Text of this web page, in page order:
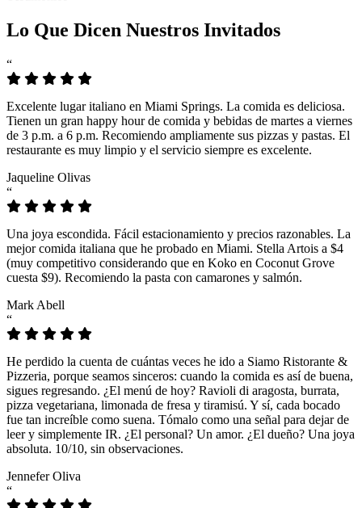
Lo Que Dicen Nuestros Invitados
“
Excelente lugar italiano en Miami Springs. La comida es deliciosa.
Tienen un gran happy hour de comida y bebidas de martes a viernes
de 3 p.m. a 6 p.m. Recomiendo ampliamente sus pizzas y pastas. El
restaurante es muy limpio y el servicio siempre es excelente.
Jaqueline Olivas
“
Una joya escondida. Fácil estacionamiento y precios razonables. La
mejor comida italiana que he probado en Miami. Stella Artois a $4
(muy competitivo considerando que en Koko en Coconut Grove
cuesta $9). Recomiendo la pasta con camarones y salmón.
Mark Abell
“
He perdido la cuenta de cuántas veces he ido a Siamo Ristorante &
Pizzeria, porque seamos sinceros: cuando la comida es así de buena,
sigues regresando. ¿El menú de hoy? Ravioli di aragosta, burrata,
pizza vegetariana, limonada de fresa y tiramisú. Y sí, cada bocado
fue tan increíble como suena. Tómalo como una señal para dejar de
leer y simplemente IR. ¿El personal? Un amor. ¿El dueño? Una joya
absoluta. 10/10, sin observaciones.
Jennefer Oliva
“